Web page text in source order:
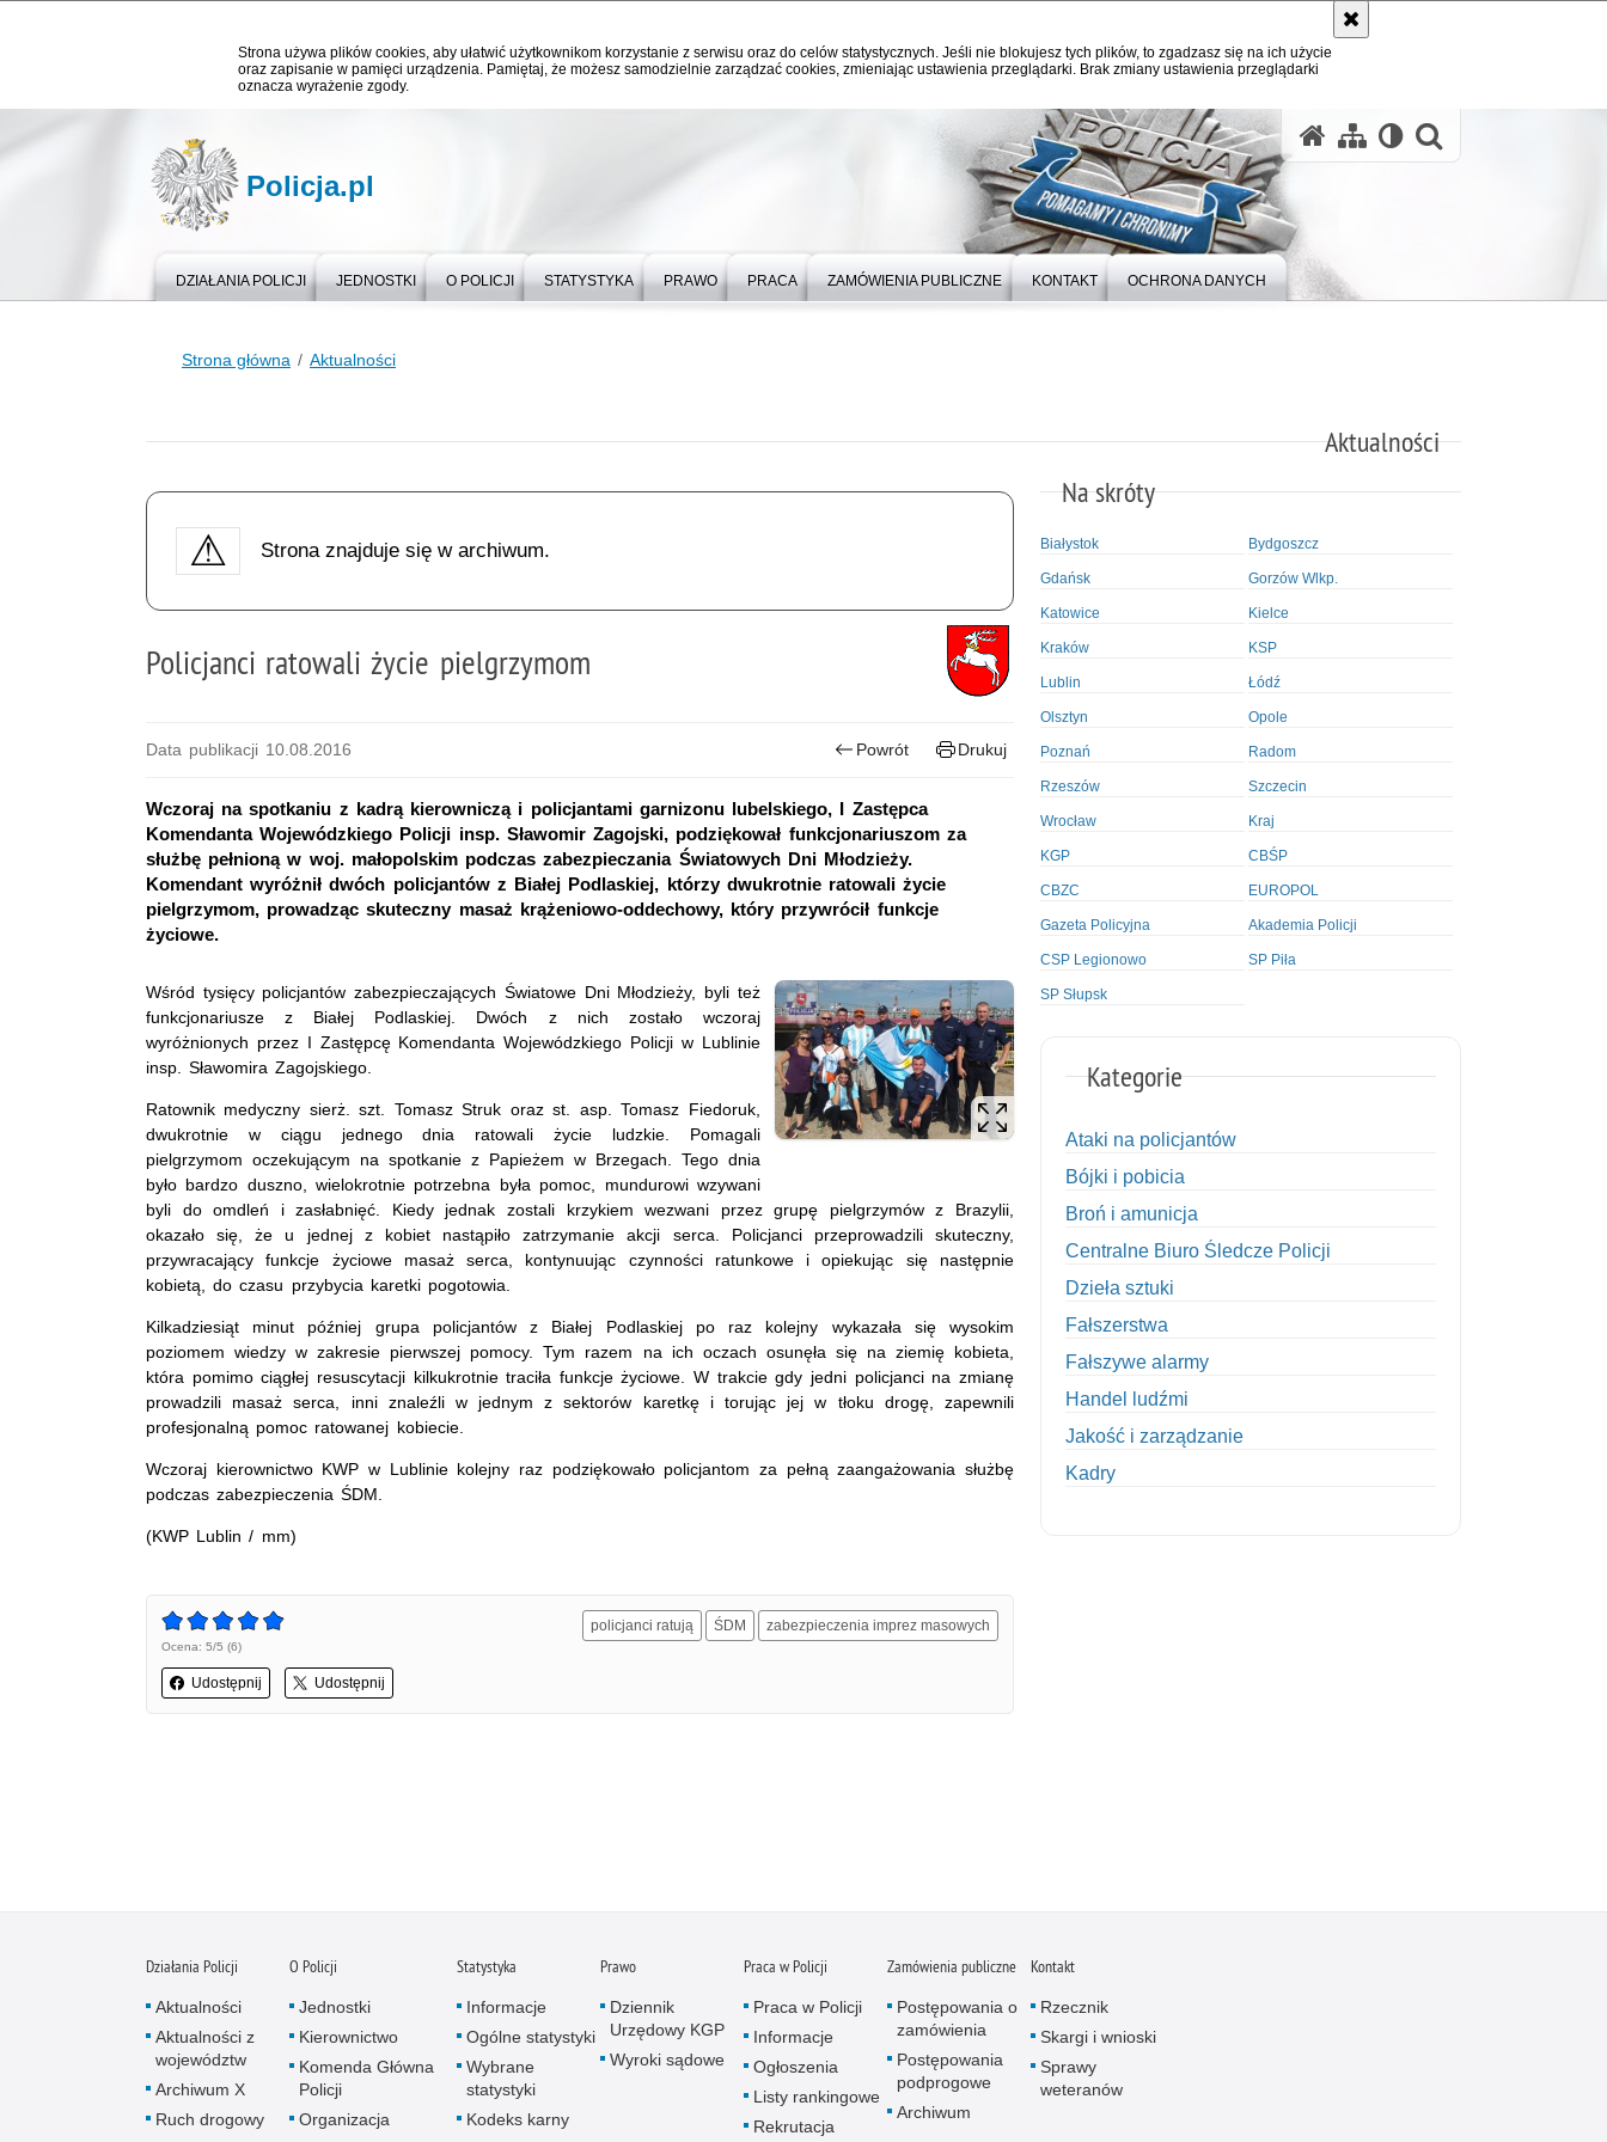
Strona używa plików cookies, aby ułatwić użytkownikom korzystanie z serwisu oraz do celów statystycznych. Jeśli nie blokujesz tych plików, to zgadzasz się na ich użycie
oraz zapisanie w pamięci urządzenia. Pamiętaj, że możesz samodzielnie zarządzać cookies, zmieniając ustawienia przeglądarki. Brak zmiany ustawienia przeglądarki
oznacza wyrażenie zgody.
Policja.pl
DZIAŁANIA POLICJI JEDNOSTKI O POLICJI STATYSTYKA PRAWO PRACA ZAMÓWIENIA PUBLICZNE KONTAKT OCHRONA DANYCH
Strona główna Aktualności
Aktualności
Strona znajduje się w archiwum.
Policjanci ratowali życie pielgrzymom
Data publikacji 10.08.2016 Powrót Drukuj
Wczoraj na spotkaniu z kadrą kierowniczą i policjantami garnizonu lubelskiego, I Zastępca
Komendanta Wojewódzkiego Policji insp. Sławomir Zagojski, podziękował funkcjonariuszom za
służbę pełnioną w woj. małopolskim podczas zabezpieczania Światowych Dni Młodzieży.
Komendant wyróżnił dwóch policjantów z Białej Podlaskiej, którzy dwukrotnie ratowali życie
pielgrzymom, prowadząc skuteczny masaż krążeniowo-oddechowy, który przywrócił funkcje
życiowe.
Wśród tysięcy policjantów zabezpieczających Światowe Dni Młodzieży, byli też
funkcjonariusze z Białej Podlaskiej. Dwóch z nich zostało wczoraj
wyróżnionych przez I Zastępcę Komendanta Wojewódzkiego Policji w Lublinie
insp. Sławomira Zagojskiego.
Ratownik medyczny sierż. szt. Tomasz Struk oraz st. asp. Tomasz Fiedoruk,
dwukrotnie w ciągu jednego dnia ratowali życie ludzkie. Pomagali
pielgrzymom oczekującym na spotkanie z Papieżem w Brzegach. Tego dnia
było bardzo duszno, wielokrotnie potrzebna była pomoc, mundurowi wzywani
byli do omdleń i zasłabnięć. Kiedy jednak zostali krzykiem wezwani przez grupę pielgrzymów z Brazylii,
okazało się, że u jednej z kobiet nastąpiło zatrzymanie akcji serca. Policjanci przeprowadzili skuteczny,
przywracający funkcje życiowe masaż serca, kontynuując czynności ratunkowe i opiekując się następnie
kobietą, do czasu przybycia karetki pogotowia.
Kilkadziesiąt minut później grupa policjantów z Białej Podlaskiej po raz kolejny wykazała się wysokim
poziomem wiedzy w zakresie pierwszej pomocy. Tym razem na ich oczach osunęła się na ziemię kobieta,
która pomimo ciągłej resuscytacji kilkukrotnie traciła funkcje życiowe. W trakcie gdy jedni policjanci na zmianę
prowadzili masaż serca, inni znaleźli w jednym z sektorów karetkę i torując jej w tłoku drogę, zapewnili
profesjonalną pomoc ratowanej kobiecie.
Wczoraj kierownictwo KWP w Lublinie kolejny raz podziękowało policjantom za pełną zaangażowania służbę
podczas zabezpieczenia ŚDM.
(KWP Lublin / mm)
Ocena: 5/5 (6)
Udostępnij Udostępnij
policjanci ratują ŚDM zabezpieczenia imprez masowych
Na skróty
Białystok Bydgoszcz
Gdańsk Gorzów Wlkp.
Katowice Kielce
Kraków KSP
Lublin Łódź
Olsztyn Opole
Poznań Radom
Rzeszów Szczecin
Wrocław Kraj
KGP CBŚP
CBZC EUROPOL
Gazeta Policyjna Akademia Policji
CSP Legionowo SP Piła
SP Słupsk
Kategorie
Ataki na policjantów
Bójki i pobicia
Broń i amunicja
Centralne Biuro Śledcze Policji
Dzieła sztuki
Fałszerstwa
Fałszywe alarmy
Handel ludźmi
Jakość i zarządzanie
Kadry
Nietrzeźwi pracownicy
Niszczenie mienia
Działania Policji
Aktualności
Aktualności z
województw
Archiwum X
Ruch drogowy
O Policji
Jednostki
Kierownictwo
Komenda Główna
Policji
Organizacja
Statystyka
Informacje
Ogólne statystyki
Wybrane
statystyki
Kodeks karny
Prawo
Dziennik
Urzędowy KGP
Wyroki sądowe
Praca w Policji
Praca w Policji
Informacje
Ogłoszenia
Listy rankingowe
Rekrutacja
Zamówienia publiczne
Postępowania o
zamówienia
Postępowania
podprogowe
Archiwum
Kontakt
Rzecznik
Skargi i wnioski
Sprawy
weteranów